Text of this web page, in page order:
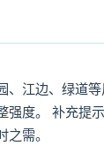
江边、绿道
度。 补充提
需。